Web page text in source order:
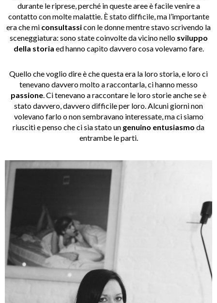
durante le riprese, perché in queste aree è facile venire a
contatto con molte malattie. È stato difficile, ma l’importante
era che mi consultassicon le donne mentre stavo scrivendo la
sceneggiatura: sono state coinvolte da vicino nello sviluppo
della storia ed hanno capito davvero cosa volevamo fare.
Quello che voglio dire è che questa era la loro storia, e loro ci
tenevano davvero molto a raccontarla, ci hanno messo
passione . Ci tenevano a raccontare le loro storie anche se è
stato davvero, davvero difficile per loro. Alcuni giorni non
volevano farlo o non sembravano interessate, ma ci siamo
riusciti e penso che ci sia stato un genuino entusiasmo da
entrambe le parti.